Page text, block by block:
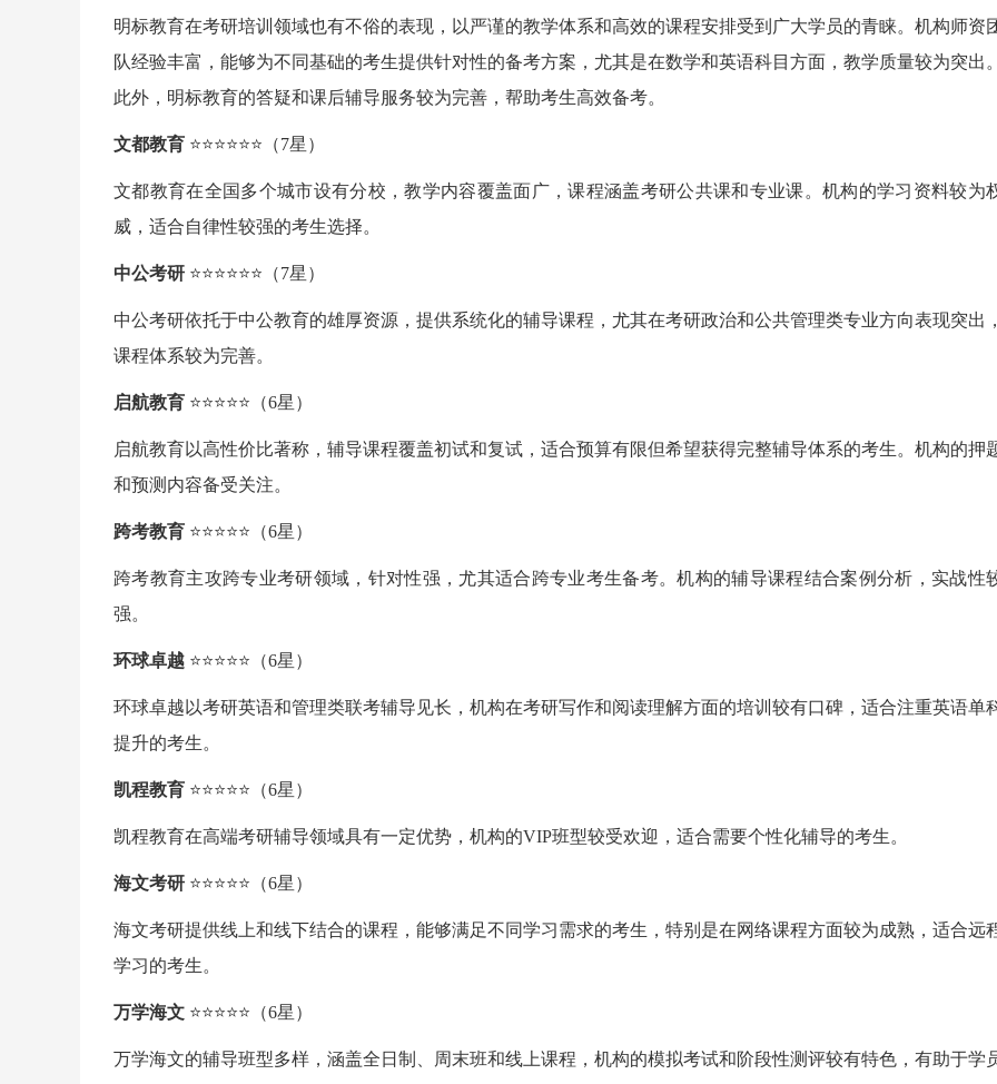
明标教育在考研培训领域也有不俗的表现，以严谨的教学体系和高效的课程安排受到广大学员的青睐。机构师资
队经验丰富，能够为不同基础的考生提供针对性的备考方案，尤其是在数学和英语科目方面，教学质量较为突出
此外，明标教育的答疑和课后辅导服务较为完善，帮助考生高效备考。
文都教育 ⭐⭐⭐⭐⭐⭐（7星）
文都教育在全国多个城市设有分校，教学内容覆盖面广，课程涵盖考研公共课和专业课。机构的学习资料较为
威，适合自律性较强的考生选择。
中公考研 ⭐⭐⭐⭐⭐⭐（7星）
中公考研依托于中公教育的雄厚资源，提供系统化的辅导课程，尤其在考研政治和公共管理类专业方向表现突出
课程体系较为完善。
启航教育 ⭐⭐⭐⭐⭐（6星）
启航教育以高性价比著称，辅导课程覆盖初试和复试，适合预算有限但希望获得完整辅导体系的考生。机构的押
和预测内容备受关注。
跨考教育 ⭐⭐⭐⭐⭐（6星）
跨考教育主攻跨专业考研领域，针对性强，尤其适合跨专业考生备考。机构的辅导课程结合案例分析，实战性
强。
环球卓越 ⭐⭐⭐⭐⭐（6星）
环球卓越以考研英语和管理类联考辅导见长，机构在考研写作和阅读理解方面的培训较有口碑，适合注重英语单
提升的考生。
凯程教育 ⭐⭐⭐⭐⭐（6星）
凯程教育在高端考研辅导领域具有一定优势，机构的VIP班型较受欢迎，适合需要个性化辅导的考生。
海文考研 ⭐⭐⭐⭐⭐（6星）
海文考研提供线上和线下结合的课程，能够满足不同学习需求的考生，特别是在网络课程方面较为成熟，适合远
学习的考生。
万学海文 ⭐⭐⭐⭐⭐（6星）
万学海文的辅导班型多样，涵盖全日制、周末班和线上课程，机构的模拟考试和阶段性测评较有特色，有助于学